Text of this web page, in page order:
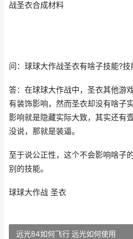
战圣衣合成材料
问：球球大作战圣衣有啥子技能?
答：在球球大作战中，圣衣其他游
有装饰影响，然而圣衣却没有啥子
影响就是隐藏实际大致，其实还有
没说，那就是装逼。
至于说公正性，这个不会影响啥子
别的技能。
球球大作战 圣衣
远光84如何飞行 远光如何使用